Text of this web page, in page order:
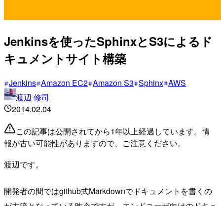
Jenkinsを使ったSphinxとS3によるド
キュメントサイト構築
Jenkins Amazon EC2 Amazon S3 Sphinx AWS
渡辺 修司
2014.02.04
この記事は公開されてから1年以上経過しています。情
報が古い可能性がありますので、ご注意ください。
渡辺です。
開発者の間ではgithub式Markdownでドキュメントを書くの